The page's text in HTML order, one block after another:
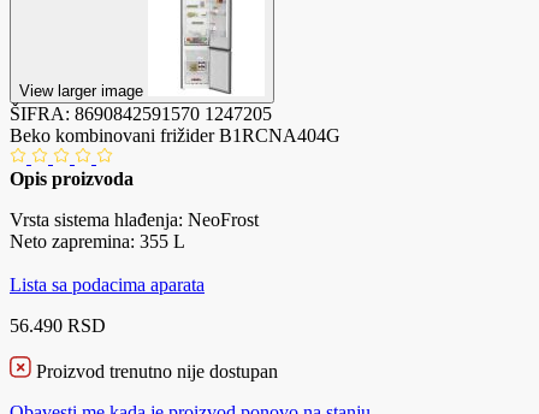
View larger image
ŠIFRA: 8690842591570 1247205
Beko kombinovani frižider B1RCNA404G
Opis proizvoda
Vrsta sistema hlađenja: NeoFrost
Neto zapremina: 355 L
Lista sa podacima aparata
56.490 RSD
Proizvod trenutno nije dostupan